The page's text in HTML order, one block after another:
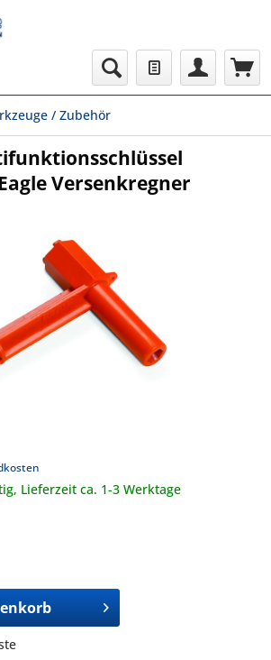
/ Zubehör
Versenkregner
Lieferzeit ca. 1-3 Werktage